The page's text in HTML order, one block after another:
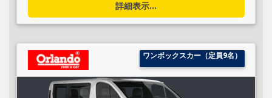
詳細表示...
ワンボックスカー（定員9名）